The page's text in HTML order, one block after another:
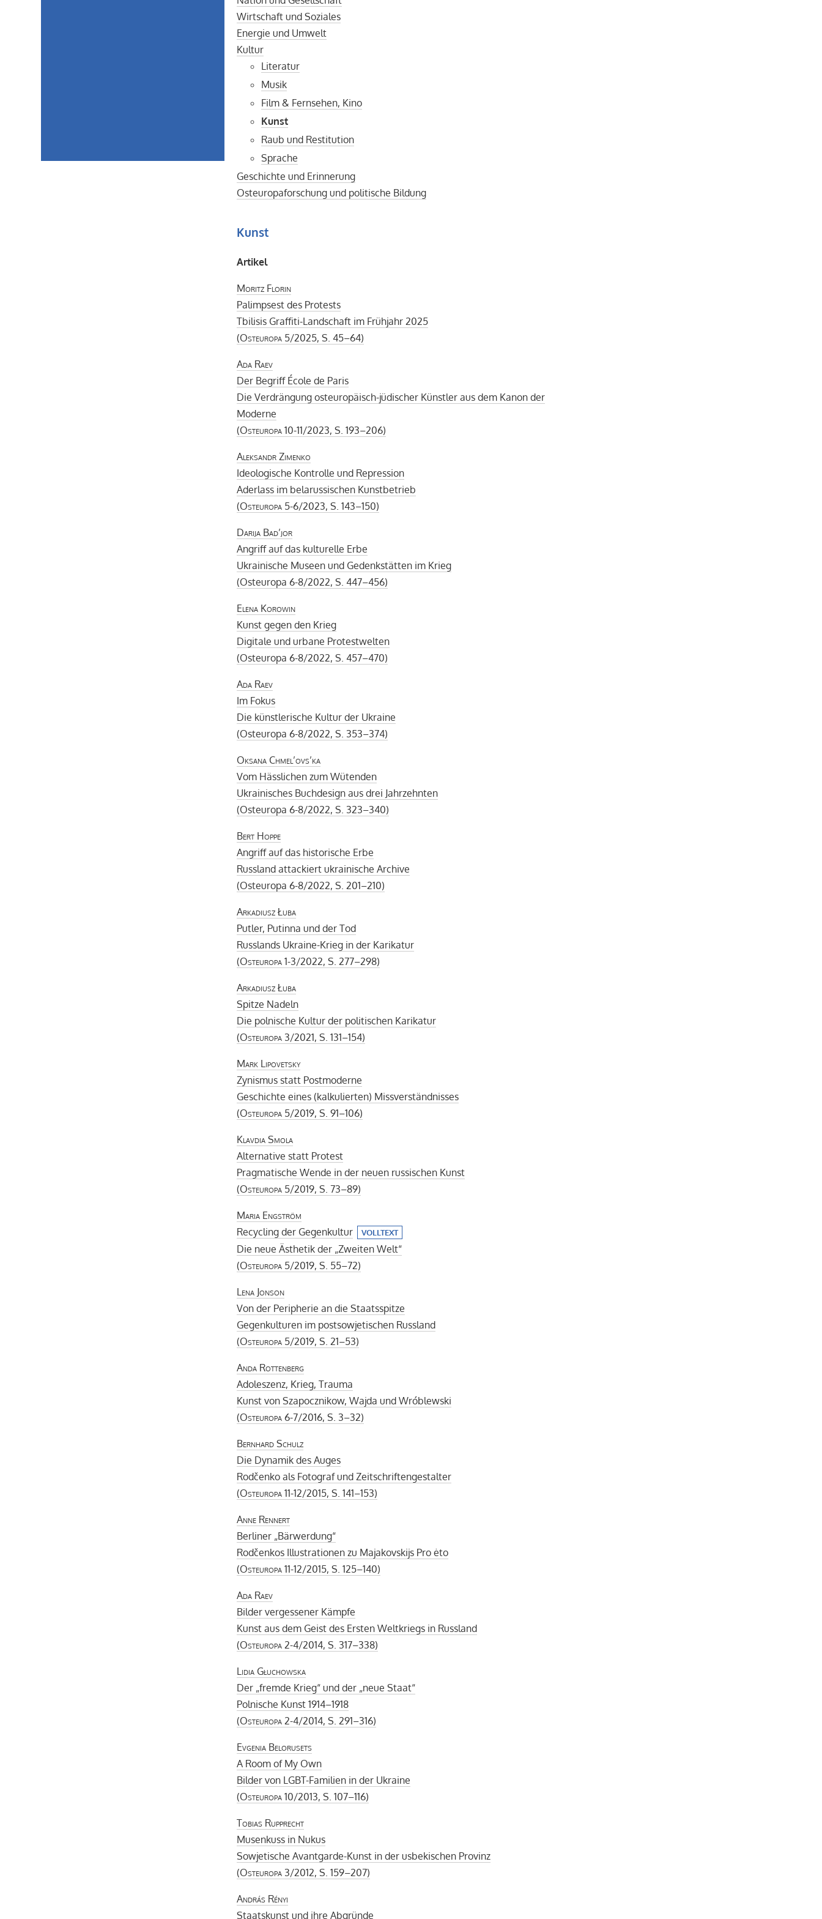
Wirtschaft und Soziales
Energie und Umwelt
Kultur
Literatur
Musik
Film & Fernsehen, Kino
Kunst
Raub und Restitution
Sprache
Geschichte und Erinnerung
Osteuropaforschung und politische Bildung
Kunst
Artikel
Moritz Florin
Palimpsest des Protests
Tbilisis Graffiti-Landschaft im Frühjahr 2025
(Osteuropa 5/2025, S. 45–64)
Ada Raev
Der Begriff École de Paris
Die Verdrängung osteuropäisch-jüdischer Künstler aus dem Kanon der
Moderne
(Osteuropa 10-11/2023, S. 193–206)
Aleksandr Zimenko
Ideologische Kontrolle und Repression
Aderlass im belarussischen Kunstbetrieb
(Osteuropa 5-6/2023, S. 143–150)
Darija Bad’jor
Angriff auf das kulturelle Erbe
Ukrainische Museen und Gedenkstätten im Krieg
(Osteuropa 6-8/2022, S. 447–456)
Elena Korowin
Kunst gegen den Krieg
Digitale und urbane Protestwelten
(Osteuropa 6-8/2022, S. 457–470)
Ada Raev
Im Fokus
Die künstlerische Kultur der Ukraine
(Osteuropa 6-8/2022, S. 353–374)
Oksana Chmel’ovs’ka
Vom Hässlichen zum Wütenden
Ukrainisches Buchdesign aus drei Jahrzehnten
(Osteuropa 6-8/2022, S. 323–340)
Bert Hoppe
Angriff auf das historische Erbe
Russland attackiert ukrainische Archive
(Osteuropa 6-8/2022, S. 201–210)
Arkadiusz Łuba
Putler, Putinna und der Tod
Russlands Ukraine-Krieg in der Karikatur
(Osteuropa 1-3/2022, S. 277–298)
Arkadiusz Łuba
Spitze Nadeln
Die polnische Kultur der politischen Karikatur
(Osteuropa 3/2021, S. 131–154)
Mark Lipovetsky
Zynismus statt Postmoderne
Geschichte eines (kalkulierten) Missverständnisses
(Osteuropa 5/2019, S. 91–106)
Klavdia Smola
Alternative statt Protest
Pragmatische Wende in der neuen russischen Kunst
(Osteuropa 5/2019, S. 73–89)
Maria Engström
Recycling der Gegenkultur
VOLLTEXT
Die neue Ästhetik der „Zweiten Welt“
(Osteuropa 5/2019, S. 55–72)
Lena Jonson
Von der Peripherie an die Staatsspitze
Gegenkulturen im postsowjetischen Russland
(Osteuropa 5/2019, S. 21–53)
Anda Rottenberg
Adoleszenz, Krieg, Trauma
Kunst von Szapocznikow, Wajda und Wróblewski
(Osteuropa 6-7/2016, S. 3–32)
Bernhard Schulz
Die Dynamik des Auges
Rodčenko als Fotograf und Zeitschriftengestalter
(Osteuropa 11-12/2015, S. 141–153)
Anne Rennert
Berliner „Bärwerdung“
Rodčenkos Illustrationen zu Majakovskijs Pro ėto
(Osteuropa 11-12/2015, S. 125–140)
Ada Raev
Bilder vergessener Kämpfe
Kunst aus dem Geist des Ersten Weltkriegs in Russland
(Osteuropa 2-4/2014, S. 317–338)
Lidia Głuchowska
Der „fremde Krieg“ und der „neue Staat“
Polnische Kunst 1914–1918
(Osteuropa 2-4/2014, S. 291–316)
Evgenia Belorusets
A Room of My Own
Bilder von LGBT-Familien in der Ukraine
(Osteuropa 10/2013, S. 107–116)
Tobias Rupprecht
Musenkuss in Nukus
Sowjetische Avantgarde-Kunst in der usbekischen Provinz
(Osteuropa 3/2012, S. 159–207)
András Rényi
Staatskunst und ihre Abgründe